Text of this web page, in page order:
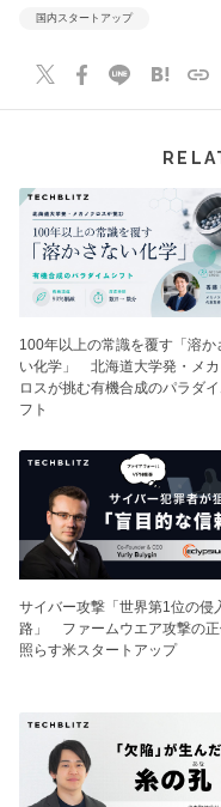
国内スタートアップ
100年以上の常識を覆す「溶か
い化学」 北海道大学発・メカ
ロスが挑む有機合成のパラダ
フト
サイバー攻撃「世界第1位の侵
路」 ファームウエア攻撃の正
照らす米スタートアップ